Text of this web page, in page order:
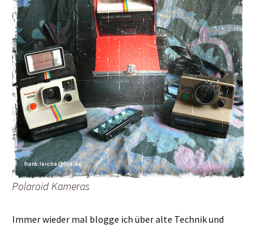
Polaroid Kameras
Immer wieder mal blogge ich über alte Technik und